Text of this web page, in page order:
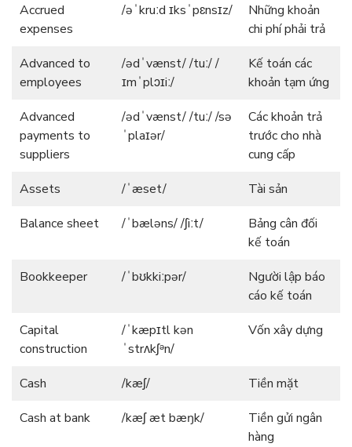
Accrued
expenses
/əˈkruːd ɪksˈpɛnsɪz/
Những khoản
chi phí phải trả
Advanced to
employees
/ədˈvænst/ /tuː/ /
ɪmˈplɔɪiː/
Kế toán các
khoản tạm ứng
Advanced
payments to
suppliers
/ədˈvænst/ /tuː/ /sə
ˈplaɪər/
Các khoản trả
trước cho nhà
cung cấp
Assets
/ˈæset/
Tài sản
Balance sheet
/ˈbæləns/ /ʃiːt/
Bảng cân đối
kế toán
Bookkeeper
/ˈbʊkkiːpər/
Người lập báo
cáo kế toán
Capital
construction
/ˈkæpɪtl kən
ˈstrʌkʃᵊn/
Vốn xây dựng
Cash /kæʃ/
Tiền mặt
Cash at bank
/kæʃ æt bæŋk/
Tiền gửi ngân
hàng